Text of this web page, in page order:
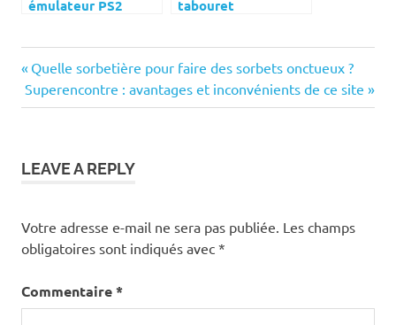
émulateur PS2
tabouret
Montessori
Navigation
de
Previous
Post:
Quelle sorbetière pour faire des sorbets onctueux ?
Next
Post:
Superencontre : avantages et inconvénients de ce site
LEAVE A REPLY
Votre adresse e-mail ne sera pas publiée. Les champs
obligatoires sont indiqués avec *
Commentaire*